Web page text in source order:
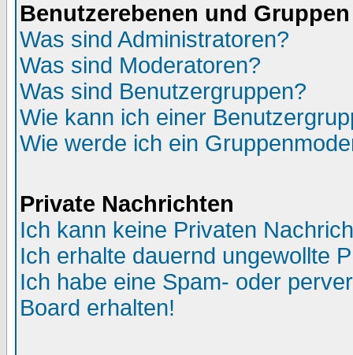
Benutzerebenen und Gruppen
Was sind Administratoren?
Was sind Moderatoren?
Was sind Benutzergruppen?
Wie kann ich einer
Wie werde ich ein
Private Nachrichten
Ich kann keine Privaten
Ich erhalte dauernd ungewollte
Ich habe eine Spam- oder
Board erhalten!